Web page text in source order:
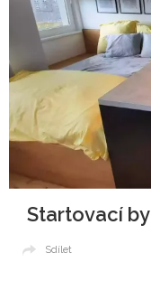
Startovací
Sdílet